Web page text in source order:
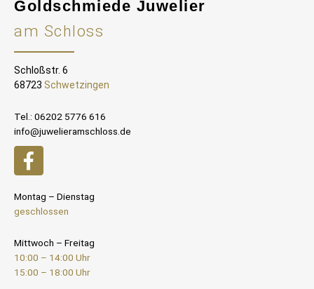
Goldschmiede Juwelier
am Schloss
Schloßstr. 6
68723 Schwetzingen
Tel.: 06202 5776 616
info@juwelieramschloss.de
Montag – Dienstag
geschlossen
Mittwoch – Freitag
10:00 – 14:00 Uhr
15:00 – 18:00 Uhr